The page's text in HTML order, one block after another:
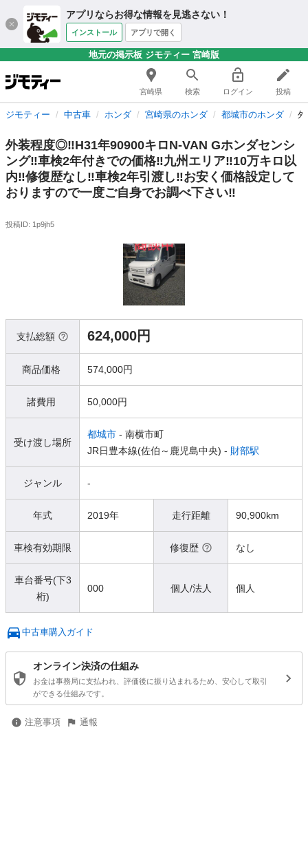
アプリならお得な情報を見逃さない！
インストール アプリで開く
地元の掲示板 ジモティー 宮崎版
宮崎県 検索 ログイン 投稿
ジモティー 中古車 ホンダ 宮崎県のホンダ 都城市のホンダ
外装程度◎‼️H31年90900キロN-VAN Gホンダセンシ
ング‼️車検2年付きでの価格‼️九州エリア‼️10万キロ以
内‼️修復歴なし‼️車検2年引渡し‼️お安く価格設定して
おりますので一度ご自身でお調べ下さい‼️
投稿ID: 1p9jh5
支払総額 624,000円
商品価格 574,000円
諸費用 50,000円
受け渡し場所
都城市 - 南横市町
JR日豊本線(佐伯～鹿児島中央) - 財部駅
ジャンル -
年式 2019年 走行距離 90,900km
車検有効期限 修復歴 なし
車台番号(下3
桁)
000 個人/法人 個人
中古車購入ガイド
オンライン決済の仕組み
お金は事務局に支払われ、評価後に振り込まれるため、安心して取引
ができる仕組みです。
注意事項 通報